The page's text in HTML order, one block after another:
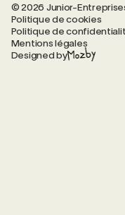
© 2026 Junior-
Politique de cookies
Politique de
Mentions légales
Designed by